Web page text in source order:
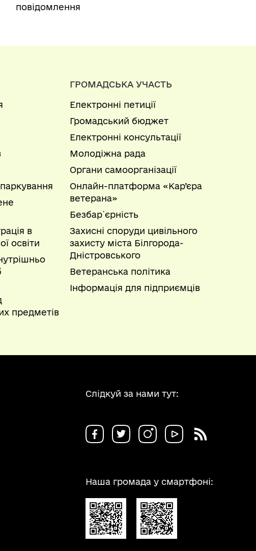
повідомлення
в
освіти
предметів
ГРОМАДСЬКА УЧАСТЬ
Електронні петиції
Громадський бюджет
Електронні консультації
Молодіжна рада
Органи самоорганізації
Онлайн-платформа «Кар’єра
ветерана»
Безбар`єрність
Захисні споруди цивільного
захисту міста Білгорода-
Дністровського
Ветеранська політика
Інформація для підприємців
Слідкуй за нами тут:
Наша громада у смартфоні: